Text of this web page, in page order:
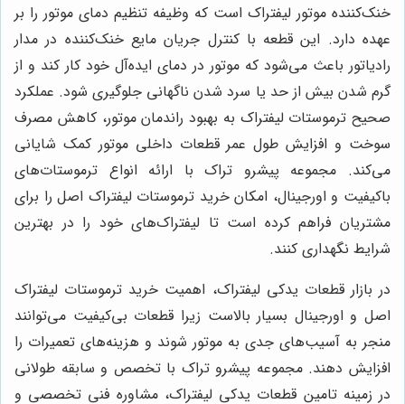
خنک‌کننده موتور لیفتراک است که وظیفه تنظیم دمای موتور را بر
عهده دارد. این قطعه با کنترل جریان مایع خنک‌کننده در مدار
رادیاتور باعث می‌شود که موتور در دمای ایده‌آل خود کار کند و از
گرم شدن بیش از حد یا سرد شدن ناگهانی جلوگیری شود. عملکرد
صحیح ترموستات لیفتراک به بهبود راندمان موتور، کاهش مصرف
سوخت و افزایش طول عمر قطعات داخلی موتور کمک شایانی
می‌کند. مجموعه پیشرو تراک با ارائه انواع ترموستات‌های
باکیفیت و اورجینال، امکان خرید ترموستات لیفتراک اصل را برای
مشتریان فراهم کرده است تا لیفتراک‌های خود را در بهترین
شرایط نگهداری کنند.
در بازار قطعات یدکی لیفتراک، اهمیت خرید ترموستات لیفتراک
اصل و اورجینال بسیار بالاست زیرا قطعات بی‌کیفیت می‌توانند
منجر به آسیب‌های جدی به موتور شوند و هزینه‌های تعمیرات را
افزایش دهند. مجموعه پیشرو تراک با تخصص و سابقه طولانی
در زمینه تامین قطعات یدکی لیفتراک، مشاوره فنی تخصصی و